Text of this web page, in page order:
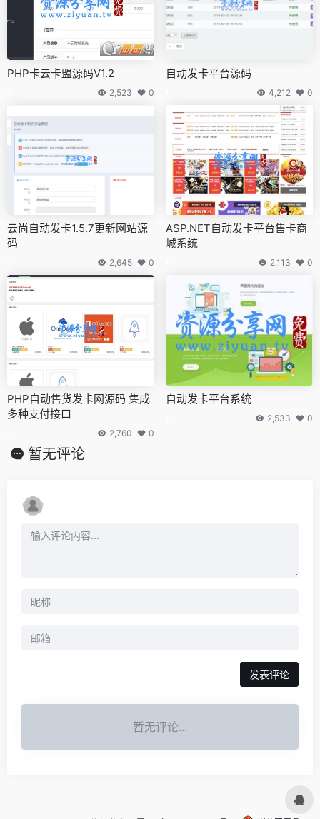
PHP卡云卡盟源码V1.2
2,523 0
自动发卡平台源码
4,212 0
云尚自动发卡1.5.7更新网站源
码
2,645 0
ASP.NET自动发卡平台售卡商
城系统
2,113 0
PHP自动售货发卡网源码 集成
多种支付接口
2,760 0
自动发卡平台系统
2,533 0
暂无评论
发表评论
暂无评论...